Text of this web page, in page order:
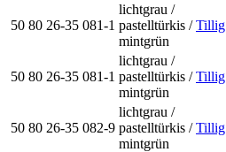
50 80 26-35 081-1
lichtgrau /
pastelltürkis /
mintgrün
Tillig
50 80 26-35 081-1
lichtgrau /
pastelltürkis /
mintgrün
Tillig
50 80 26-35 082-9
lichtgrau /
pastelltürkis /
mintgrün
Tillig